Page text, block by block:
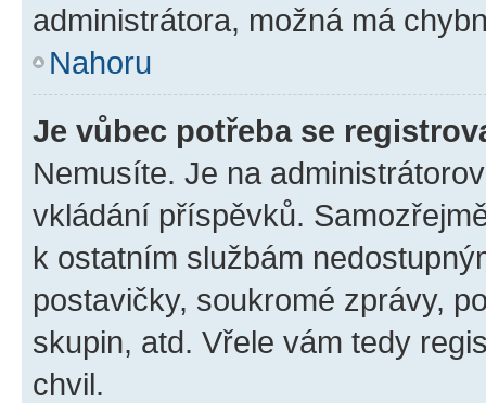
administrátora, možná má
Nahoru
Je vůbec potřeba se
Nemusíte. Je na
vkládání příspěvků.
k ostatním službám
postavičky, soukromé zprávy,
skupin, atd. Vřele vám tedy
chvil.